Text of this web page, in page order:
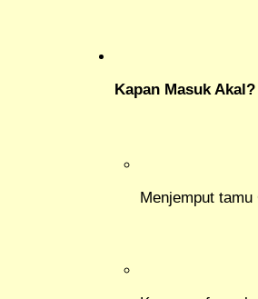
Kapan Masuk Akal?
Menjemput